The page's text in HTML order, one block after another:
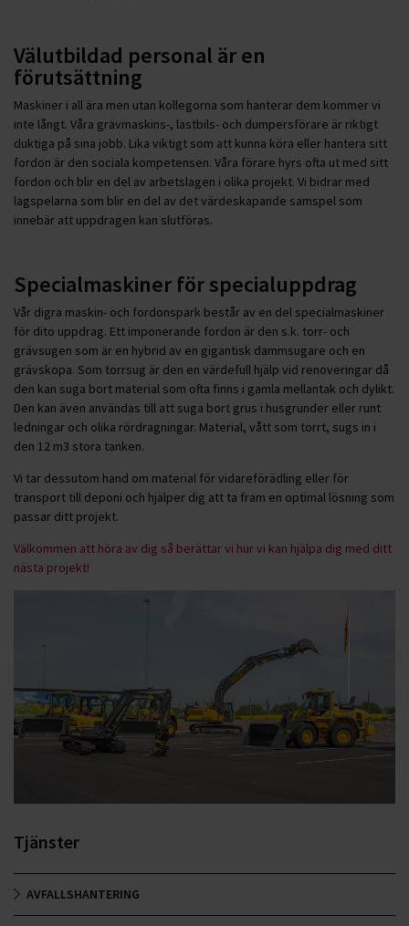
Välutbildad personal är en
förutsättning
Maskiner i all ära men utan kollegorna som hanterar dem kommer vi
inte långt. Våra grävmaskins-, lastbils- och dumpersförare är riktigt
duktiga på sina jobb. Lika viktigt som att kunna köra eller hantera sitt
fordon är den sociala kompetensen. Våra förare hyrs ofta ut med sitt
fordon och blir en del av arbetslagen i olika projekt. Vi bidrar med
lagspelarna som blir en del av det värdeskapande samspel som
innebär att uppdragen kan slutföras.
Specialmaskiner för specialuppdrag
Vår digra maskin- och fordonspark består av en del specialmaskiner
för dito uppdrag. Ett imponerande fordon är den s.k. torr- och
grävsugen som är en hybrid av en gigantisk dammsugare och en
grävskopa. Som torrsug är den en värdefull hjälp vid renoveringar då
den kan suga bort material som ofta finns i gamla mellantak och dylikt.
Den kan även användas till att suga bort grus i husgrunder eller runt
ledningar och olika rördragningar. Material, vått som torrt, sugs in i
den 12 m3 stora tanken.
Vi tar dessutom hand om material för vidareförädling eller för
transport till deponi och hjälper dig att ta fram en optimal lösning som
passar ditt projekt.
Välkommen att höra av dig så berättar vi hur vi kan hjälpa dig med ditt
nästa projekt!
Tjänster
AVFALLSHANTERING